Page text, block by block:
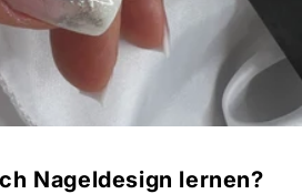
Nageldesign lernen?